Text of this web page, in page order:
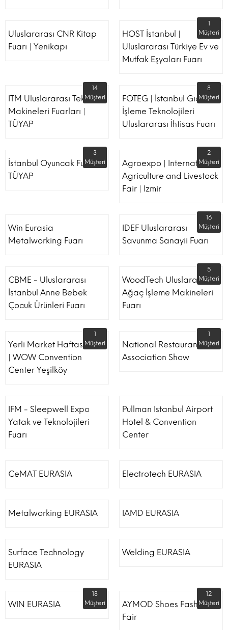
Uluslararası CNR Kitap
Fuarı | Yenikapı
HOST İstanbul |
Uluslararası Türkiye Ev ve
Mutfak Eşyaları Fuarı
1
Müşteri
ITM Uluslararası Tekstil
Makineleri Fuarları |
TÜYAP
14
Müşteri
FOTEG | İstanbul Gıda
İşleme Teknolojileri
Uluslararası İhtisas Fuarı
8
Müşteri
İstanbul Oyuncak Fuarı -
TÜYAP
3
Müşteri
Agroexpo | International
Agriculture and Livestock
Fair | Izmir
2
Müşteri
Win Eurasia
Metalworking Fuarı
IDEF Uluslararası
Savunma Sanayii Fuarı
16
Müşteri
CBME - Uluslararası
İstanbul Anne Bebek
Çocuk Ürünleri Fuarı
WoodTech Uluslararası
Ağaç İşleme Makineleri
Fuarı
5
Müşteri
Yerli Market Haftası Fuarı
| WOW Convention
Center Yeşilköy
1
Müşteri
National Restaurant
Association Show
1
Müşteri
IFM - Sleepwell Expo
Yatak ve Teknolojileri
Fuarı
Pullman Istanbul Airport
Hotel & Convention
Center
CeMAT EURASIA Electrotech EURASIA
Metalworking EURASIA IAMD EURASIA
Surface Technology
EURASIA
Welding EURASIA
WIN EURASIA
18
Müşteri
AYMOD Shoes Fashion
Fair
12
Müşteri